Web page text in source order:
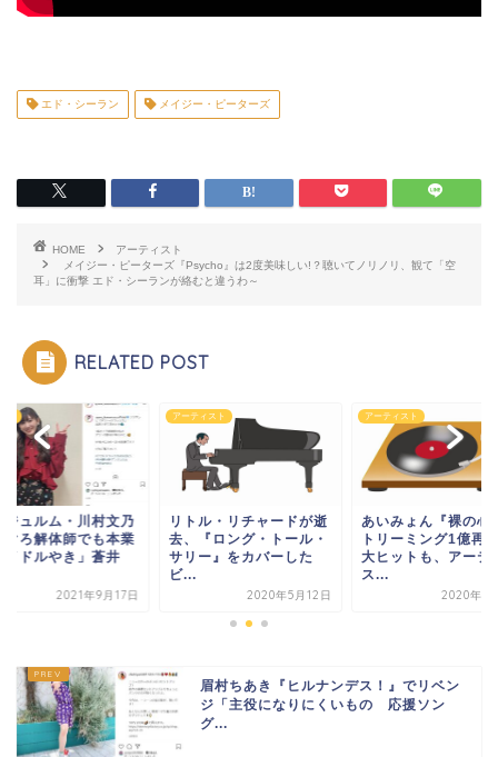
エド・シーラン メイジー・ピーターズ
HOME
アーティスト
メイジー・ピーターズ『Psycho』は2度美味しい!？聴いてノリノリ、観て「空
耳」に衝撃 エド・シーランが絡むと違うわ～
RELATED POST
ジュルム・川村文乃
ぐろ解体師でも本業
イドルやき」蒼井
2021年9月17日
アーティスト
リトル・リチャードが逝
去、『ロング・トール・
サリー』をカバーした
ビ...
2020年5月12日
アーティスト
あいみょん『裸の心
トリーミング1億再
大ヒットも、アーテ
ス...
2020年10
眉村ちあき『ヒルナンデス！』でリベン
ジ「主役になりにくいもの 応援ソン
グ...